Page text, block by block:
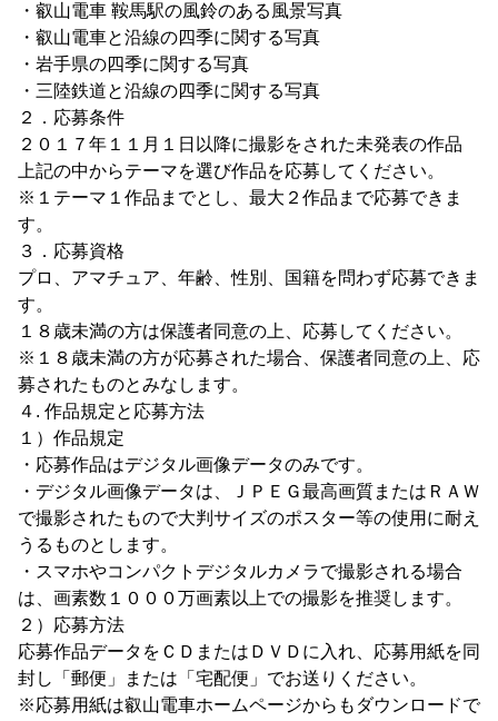
・叡山電車 鞍馬駅の風鈴のある風景写真
・叡山電車と沿線の四季に関する写真
・岩手県の四季に関する写真
・三陸鉄道と沿線の四季に関する写真
２．応募条件
２０１７年１１月１日以降に撮影をされた未発表の作品
上記の中からテーマを選び作品を応募してください。
※１テーマ１作品までとし、最大２作品まで応募できま
す。
３．応募資格
プロ、アマチュア、年齢、性別、国籍を問わず応募できま
す。
１８歳未満の方は保護者同意の上、応募してください。
※１８歳未満の方が応募された場合、保護者同意の上、応
募されたものとみなします。
４. 作品規定と応募方法
１）作品規定
・応募作品はデジタル画像データのみです。
・デジタル画像データは、ＪＰＥＧ最高画質またはＲＡＷ
で撮影されたもので大判サイズのポスター等の使用に耐え
うるものとします。
・スマホやコンパクトデジタルカメラで撮影される場合
は、画素数１０００万画素以上での撮影を推奨します。
２）応募方法
応募作品データをＣＤまたはＤＶＤに入れ、応募用紙を同
封し「郵便」または「宅配便」でお送りください。
※応募用紙は叡山電車ホームページからもダウンロードで